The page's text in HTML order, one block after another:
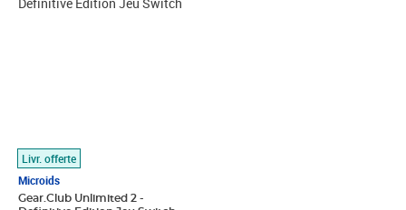
Livr. offerte
Microids
Gear.Club Unlimited 2 -